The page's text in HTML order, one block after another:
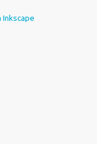
Inkscape